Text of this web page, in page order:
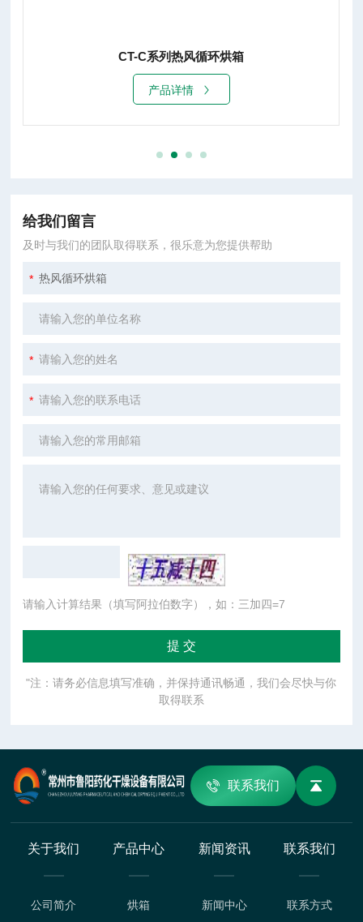
CT-C系列热风循环烘箱
产品详情
给我们留言
及时与我们的团队取得联系，很乐意为您提供帮助
请输入计算结果（填写阿拉伯数字），如：三加四=7
"注：请务必信息填写准确，并保持通讯畅通，我们会尽快与你
取得联系
联系我们
关于我们
公司简介
产品中心
烘箱
新闻资讯
新闻中心
联系我们
联系方式